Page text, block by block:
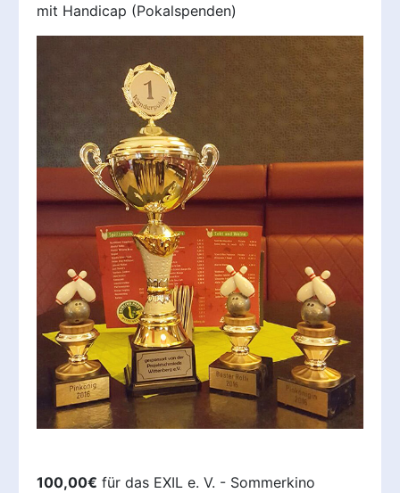
mit Handicap (Pokalspenden)
100,00€ für das EXIL e. V. - Sommerkino